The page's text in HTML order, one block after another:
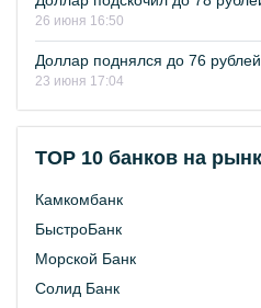
26 июня 16:50
Доллар поднялся до 76 рублей
23 июня 17:04
TOP 10 банков на
Камкомбанк
БыстроБанк
Морской Банк
Солид Банк